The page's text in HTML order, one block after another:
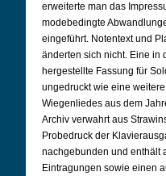
erweiterte man das
modebedingte
eingeführt. Notentext und
änderten sich nicht. Eine in
hergestellte Fassung für
ungedruckt wie eine
Wiegenliedes aus dem
Archiv verwahrt aus
Probedruck der
nachgebunden und enthält
Eintragungen sowie einen